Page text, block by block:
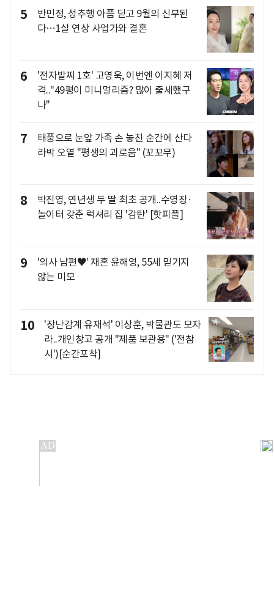
5
반민정, 성추행 아픔 딛고 9월의 신부된
다…1살 연상 사업가와 결혼
6
'전자발찌 1호' 고영욱, 이번엔 이지혜 저
격.."49평이 미니멀리즘? 많이 출세했구
나"
7
태풍으로 눈앞 가족 손 놓친 순간에 산다
라박 오열 "평생의 괴로움" (꼬꼬무)
8
박진영, 연년생 두 딸 최초 공개..수영장·
놀이터 갖춘 럭셔리 집 '감탄' [핫피플]
9
'의사 남편♥' 재혼 윤해영, 55세 믿기지
않는 미모
10
'장난감계 유재석' 이상훈, 박물관도 모자
라..개인창고 공개 "제품 보관용" ('전참
시')[순간포착]